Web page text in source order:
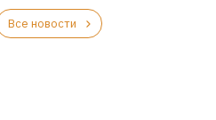
Все новости